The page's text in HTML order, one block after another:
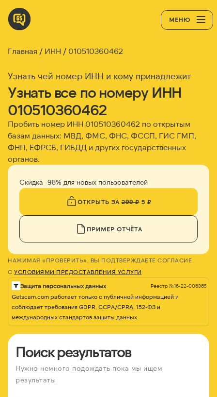
МЕНЮ
Главная ИНН 010510360462
Узнать чей номер ИНН и кому принадлежит
Узнать все по номеру ИНН
010510360462
Пробить номер ИНН 010510360462 по открытым
базам данных: МВД, ФМС, ФНС, ФССП, ГИС ГМП,
ФНП, ЕФРСБ, ГИБДД и других государственных
органов.
Скидка -98% для новых пользователей
ОТКРЫТЬ ЗА299 ₽5 ₽
ПРИМЕР ОТЧЁТА
НАЖИМАЯ «ПРОВЕРИТЬ», ВЫ ПОДТВЕРЖДАЕТЕ СОГЛАСИЕ
С УСЛОВИЯМИ ПРЕДОСТАВЛЕНИЯ УСЛУГИ
Защита персональных данных Реестр №16-22-006365
Getscam.com работает только с публичной информацией и
соблюдает требования GDPR, CCPA/CPRA, 152-ФЗ и
международных стандартов защиты данных.
Поиск результатов
Нужно немного подождать пока мы ищем
результаты